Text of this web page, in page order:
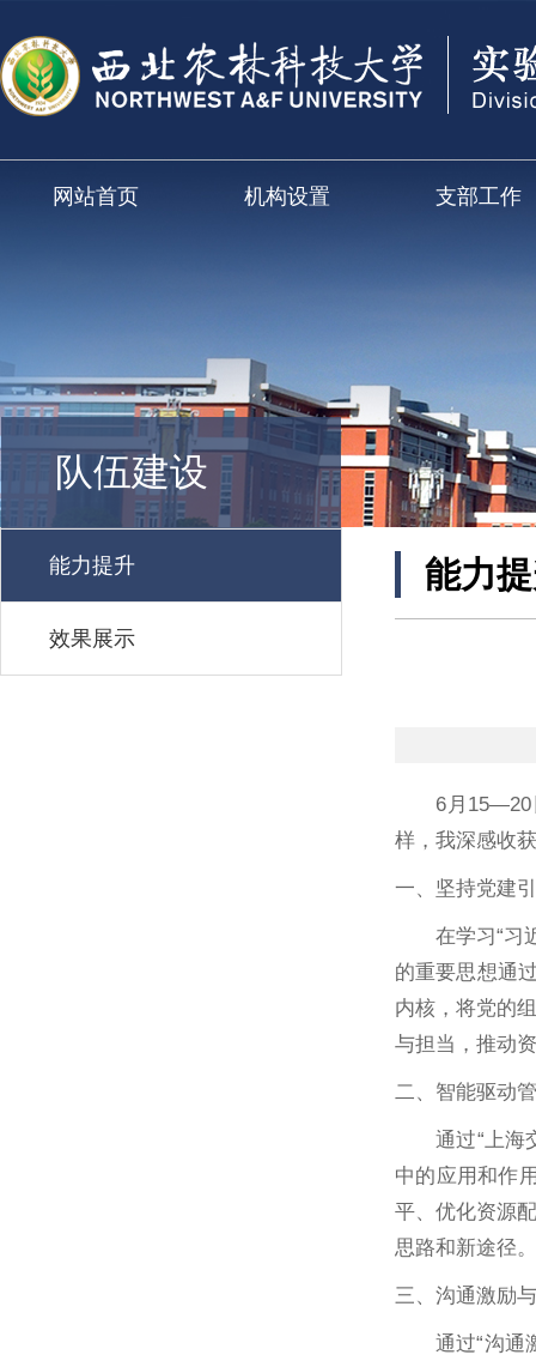
网站首页 机构设置 支部工作
队伍建设
能力提升
效果展示
能力
6月15—20
样，我深感收
一、坚持党建
在学习“习
的重要思想通
内核，将党的
与担当，推动
二、智能驱动
通过“上海
中的应用和作
平、优化资源
思路和新途径。
三、沟通激励
通过“沟通